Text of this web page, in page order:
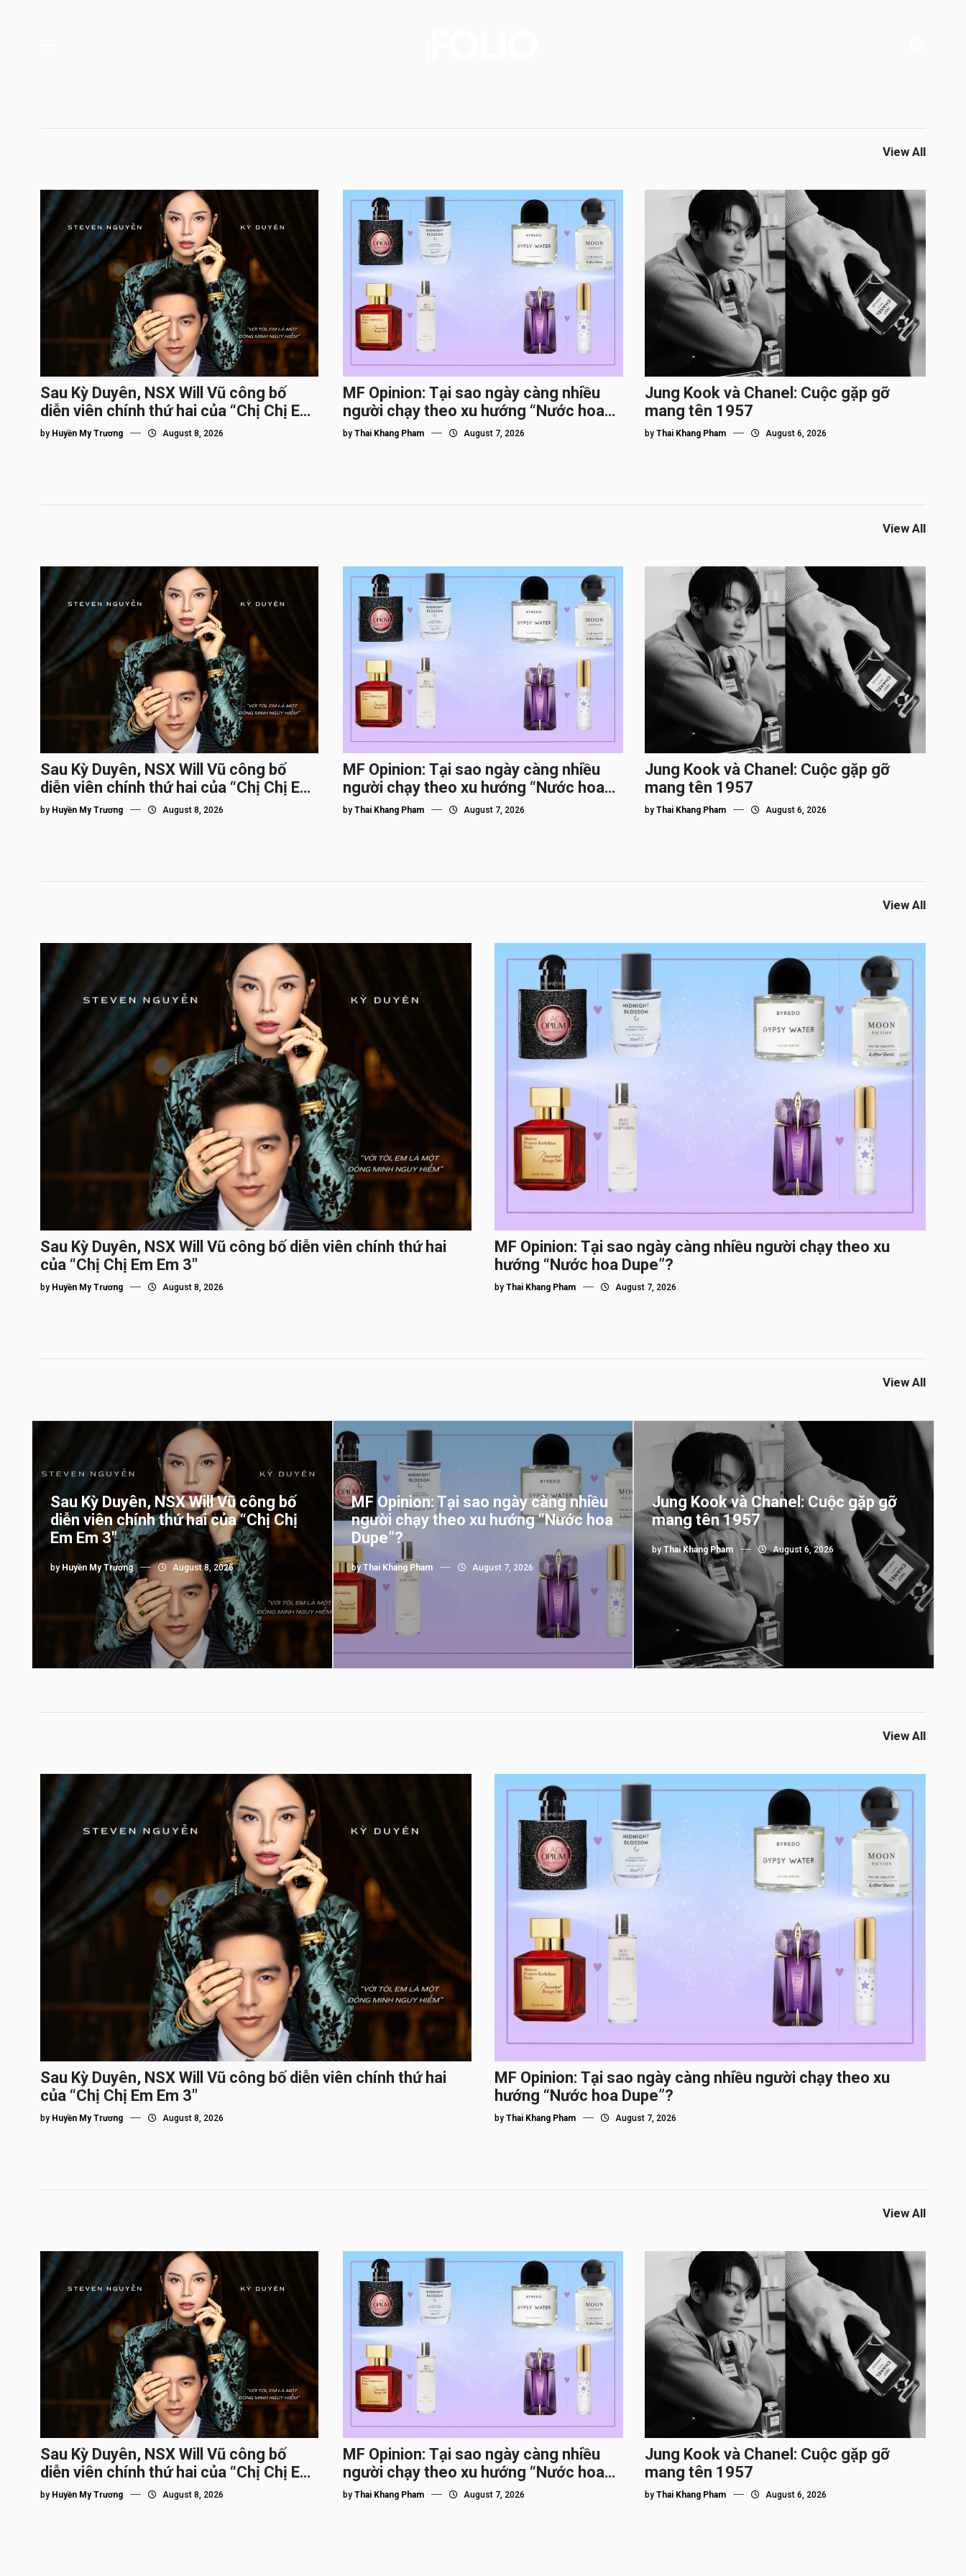
View All
Sau Kỳ Duyên, NSX Will Vũ công bố
diễn viên chính thứ hai của “Chị Chị Em
Em 3″
by Huyền My Trương August 8, 2026
MF Opinion: Tại sao ngày càng nhiều
người chạy theo xu hướng “Nước hoa
Dupe”?
by Thai Khang Pham August 7, 2026
Jung Kook và Chanel: Cuộc gặp gỡ
mang tên 1957
byThai Khang Pham August 6, 2026
View All
Sau Kỳ Duyên, NSX Will Vũ công bố
diễn viên chính thứ hai của “Chị Chị Em
Em 3″
by Huyền My Trương August 8, 2026
MF Opinion: Tại sao ngày càng nhiều
người chạy theo xu hướng “Nước hoa
Dupe”?
by Thai Khang Pham August 7, 2026
Jung Kook và Chanel: Cuộc gặp gỡ
mang tên 1957
byThai Khang Pham August 6, 2026
View All
Sau Kỳ Duyên, NSX Will Vũ công bố diễn viên chính thứ hai
của “Chị Chị Em Em 3″
by Huyền My Trương August 8, 2026
MF Opinion: Tại sao ngày càng nhiều người chạy theo xu
hướng “Nước hoa Dupe”?
by Thai Khang Pham August 7, 2026
View All
Sau Kỳ Duyên, NSX Will Vũ công bố
diễn viên chính thứ hai của “Chị Chị
Em Em 3″
by Huyền My Trương August 8, 2026
MF Opinion: Tại sao ngày càng nhiều
người chạy theo xu hướng “Nước hoa
Dupe”?
by Thai Khang Pham August 7, 2026
Jung Kook và Chanel: Cuộc gặp gỡ
mang tên 1957
byThai Khang Pham August 6, 2026
View All
Sau Kỳ Duyên, NSX Will Vũ công bố diễn viên chính thứ hai
của “Chị Chị Em Em 3″
by Huyền My Trương August 8, 2026
MF Opinion: Tại sao ngày càng nhiều người chạy theo xu
hướng “Nước hoa Dupe”?
by Thai Khang Pham August 7, 2026
View All
Sau Kỳ Duyên, NSX Will Vũ công bố
diễn viên chính thứ hai của “Chị Chị Em
Em 3″
by Huyền My Trương August 8, 2026
MF Opinion: Tại sao ngày càng nhiều
người chạy theo xu hướng “Nước hoa
Dupe”?
by Thai Khang Pham August 7, 2026
Jung Kook và Chanel: Cuộc gặp gỡ
mang tên 1957
byThai Khang Pham August 6, 2026